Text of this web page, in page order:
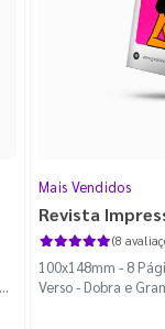
Mais Vendidos
Revista
(8
100x148mm - 8
Verso - Dobra e